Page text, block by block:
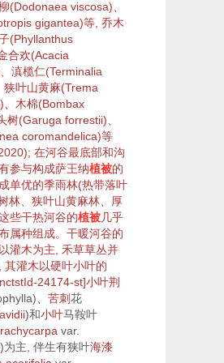
(Dodonaea viscosa)、
gigantea)等, 乔木
(Phyllanthus
合欢(Acacia
滇榄仁(Terminalia
狭叶山黄麻(Trema
)、 木棉(Bombax
树(Garuga forrestii)、
coromandelica)等
); 在河谷最底部和沟
参与构成萨王纳植被的
单优的季雨林(热带落叶
林、 狭叶山黄麻林、
厚
些干热河谷的植被几乎
属种组成。干暖河谷的
灌木为主, 禾草草丛并
其灌木以硬叶小叶的
24174-st]小叶荆
)、 苦刺花
)和小叶马鞍叶
var.
)为主, 伴生有狭叶海漆